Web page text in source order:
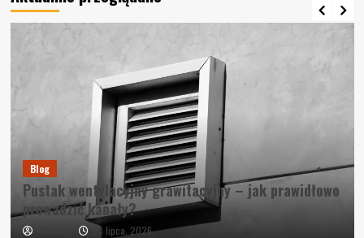
Blog
Pustak wentylacyjny grawitacyjny – jak prawidłowo
prowadzić kanały?
23 lipca, 2026